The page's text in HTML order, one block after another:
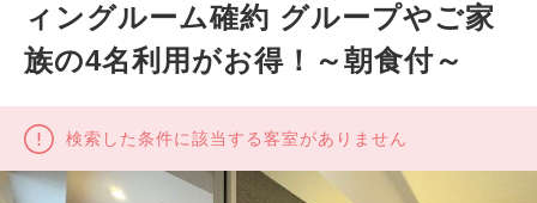
ィングルーム確約 グループやご家
族の4名利用がお得！～朝食付～
検索した条件に該当する客室がありません